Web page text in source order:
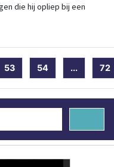
die hij opliep bij een
53 54 ... 72